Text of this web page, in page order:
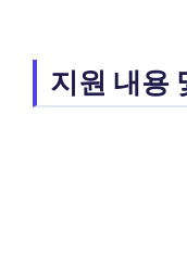
지원 내용